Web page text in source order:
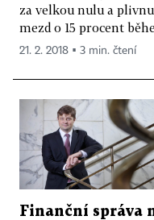
za velkou nulu a
mezd o 15 procent
21. 2. 2018 ▪ 3 min. čtení
Finanční správa